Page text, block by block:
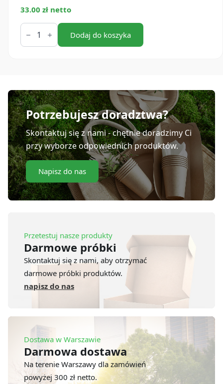
33.00 zł netto
ilość
Kebab
box
kraft
(50
szt.)
Dodaj do koszyka
Potrzebujesz doradztwa?
Skontaktuj się z nami - chętnie doradzimy Ci
przy wyborze odpowiednich produktów.
Napisz do nas
Przetestuj nasze produkty
Darmowe próbki
Skontaktuj się z nami, aby otrzymać
darmowe próbki produktów.
napisz do nas
Dostawa w Warszawie
Darmowa dostawa
Na terenie Warszawy dla zamówień
powyżej 300 zł netto.